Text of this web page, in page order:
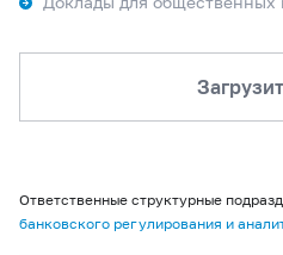
Ответственные структурные
банковского регулирования и